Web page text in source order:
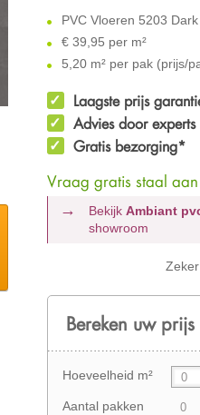
PVC Vloeren 5203
€ 39,95 per m²
5,20 m² per pak (prijs/
Laagste prijs
Advies door experts
Gratis bezorging*
Vraag gratis staal aan
BekijkAmbiant
showroom
Bereken uw prijs
Hoeveelheid m²
Aantal pakken